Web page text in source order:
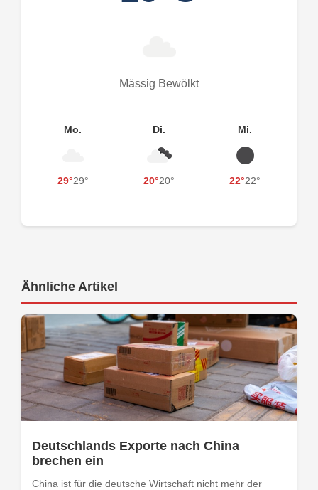
Mässig Bewölkt
Mo.
29°29°
Di.
20°20°
Mi.
22°22°
Ähnliche Artikel
Deutschlands Exporte nach China
brechen ein
China ist für die deutsche Wirtschaft nicht mehr der